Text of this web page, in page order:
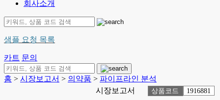
회사소개
샘플 요청 목록
카트 문의
홈 > 시장보고서 > 의약품 > 파이프라인 분석
시장보고서
상품코드 1916881